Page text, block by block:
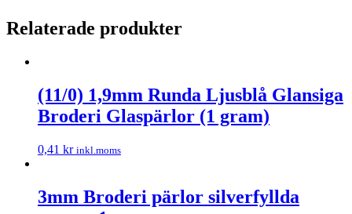
Relaterade produkter
(11/0) 1,9mm Runda Ljusblå Glansiga
Broderi Glaspärlor (1 gram)
0,41 kr inkl.moms
3mm Broderi pärlor silverfyllda